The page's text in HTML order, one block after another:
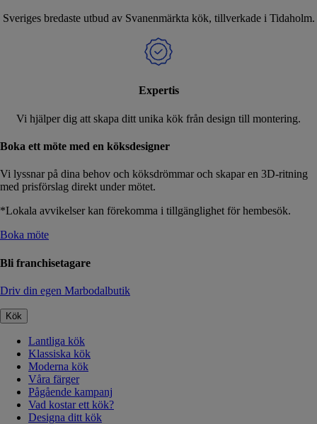
Sveriges bredaste utbud av Svanenmärkta kök, tillverkade i Tidaholm.
Expertis
Vi hjälper dig att skapa ditt unika kök från design till montering.
Boka ett möte med en köksdesigner
Vi lyssnar på dina behov och köksdrömmar och skapar en 3D-ritning
med prisförslag direkt under mötet.
*Lokala avvikelser kan förekomma i tillgänglighet för hembesök.
Boka möte
Bli franchisetagare
Driv din egen Marbodalbutik
Kök
Lantliga kök
Klassiska kök
Moderna kök
Våra färger
Pågående kampanj
Vad kostar ett kök?
Designa ditt kök